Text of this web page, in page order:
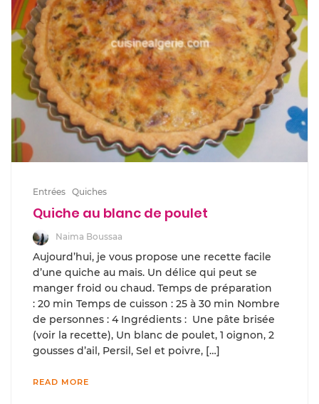
Entrées Quiches
Quiche au blanc de poulet
Naima Boussaa
Aujourd’hui, je vous propose une recette facile
d’une quiche au mais. Un délice qui peut se
manger froid ou chaud. Temps de pré­pa­ra­tion
: 20 min Temps de cuis­son : 25 à 30 min Nom­bre
de per­son­nes : 4 Ingré­di­ents : Une pâte brisée
(voir la recette), Un blanc de poulet, 1 oignon, 2
gousses d’ail, Persil, Sel et poivre, […]
READ MORE